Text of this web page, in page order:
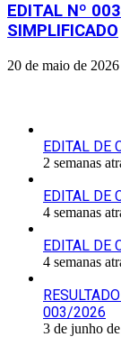
EDITAL Nº
SIMPLIFICADO
20 de maio de 2026
EDITAL DE
2 semanas
EDITAL DE
4 semanas
EDITAL DE
4 semanas
003/2026
3 de junho